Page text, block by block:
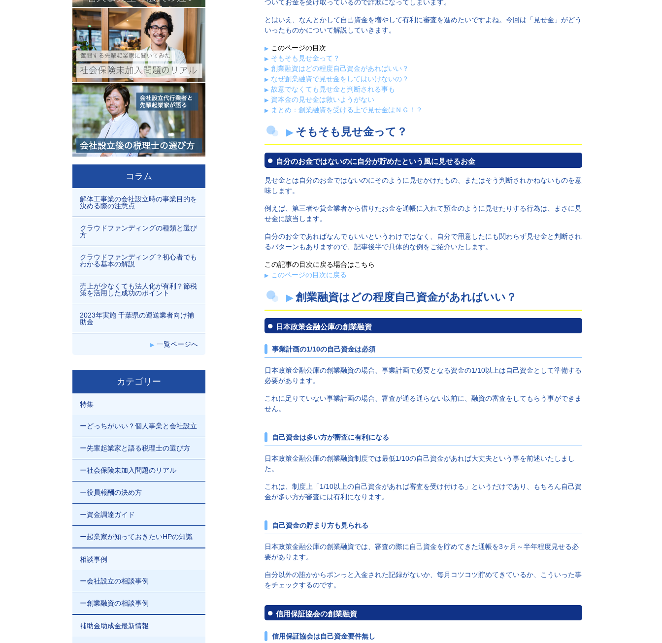
ついてお金を受け取っているので詐欺になってしまいます。
とはいえ、なんとかして自己資金を増やして有利に審査を進めたいですよね。今回は「見せ金」がどう
いったものかについて解説していきます。
このページの目次
そもそも見せ金って？
創業融資はどの程度自己資金があればいい？
なぜ創業融資で見せ金をしてはいけないの？
故意でなくても見せ金と判断される事も
資本金の見せ金は救いようがない
まとめ：創業融資を受ける上で見せ金はＮＧ！？
そもそも見せ金って？
自分のお金ではないのに自分が貯めたという風に見せるお金
見せ金とは自分のお金ではないのにそのように見せかけたもの、またはそう判断されかねないものを意
味します。
例えば、第三者や貸金業者から借りたお金を通帳に入れて預金のように見せたりする行為は、まさに見
せ金に該当します。
自分のお金であればなんでもいいというわけではなく、自分で用意したにも関わらず見せ金と判断され
るパターンもありますので、記事後半で具体的な例をご紹介いたします。
この記事の目次に戻る場合はこちら
このページの目次に戻る
創業融資はどの程度自己資金があればいい？
日本政策金融公庫の創業融資
事業計画の1/10の自己資金は必須
日本政策金融公庫の創業融資の場合、事業計画で必要となる資金の1/10以上は自己資金として準備する
必要があります。
これに足りていない事業計画の場合、審査が通る通らない以前に、融資の審査をしてもらう事ができま
せん。
自己資金は多い方が審査に有利になる
日本政策金融公庫の創業融資制度では最低1/10の自己資金があれば大丈夫という事を前述いたしまし
た。
これは、制度上「1/10以上の自己資金があれば審査を受け付ける」というだけであり、もちろん自己資
金が多い方が審査には有利になります。
自己資金の貯まり方も見られる
日本政策金融公庫の創業融資では、審査の際に自己資金を貯めてきた通帳を3ヶ月～半年程度見せる必
要があります。
自分以外の誰かからポンっと入金された記録がないか、毎月コツコツ貯めてきているか、こういった事
をチェックするのです。
信用保証協会の創業融資
信用保証協会は自己資金要件無し
コラム
解体工事業の会社設立時の事業目的を
決める際の注意点
クラウドファンディングの種類と選び
方
クラウドファンディング？初心者でも
わかる基本の解説
売上が少なくても法人化が有利？節税
策を活用した成功のポイント
2023年実施 千葉県の運送業者向け補
助金
一覧ページへ
カテゴリー
特集
ーどっちがいい？個人事業と会社設立
ー先輩起業家と語る税理士の選び方
ー社会保険未加入問題のリアル
ー役員報酬の決め方
ー資金調達ガイド
ー起業家が知っておきたいHPの知識
相談事例
ー会社設立の相談事例
ー創業融資の相談事例
補助金助成金最新情報